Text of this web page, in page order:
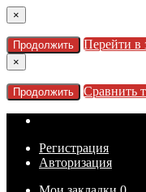
×
Продолжить Перейти в
×
Продолжить Сравнить
Регистрация
Авторизация